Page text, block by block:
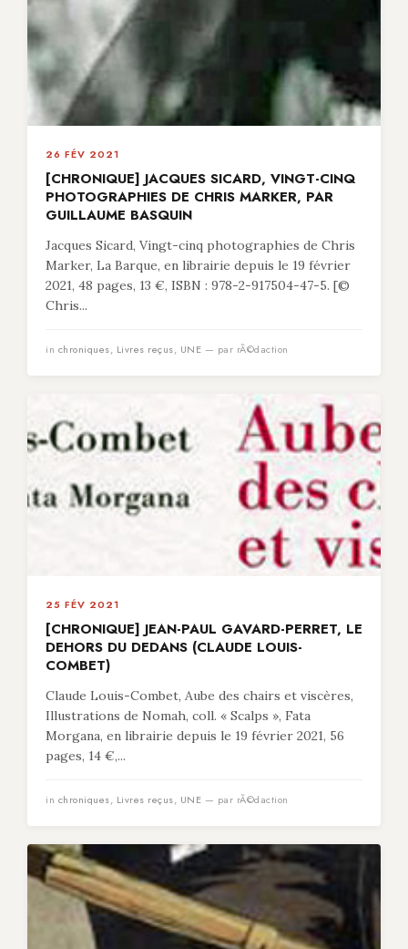
26 FÉV 2021
[CHRONIQUE] JACQUES SICARD, VINGT-CINQ
PHOTOGRAPHIES DE CHRIS MARKER, PAR
GUILLAUME BASQUIN
Jacques Sicard, Vingt-cinq photographies de Chris
Marker, La Barque, en librairie depuis le 19 février
2021, 48 pages, 13 €, ISBN : 978-2-917504-47-5. [©
Chris...
in chroniques, Livres reçus, UNE — par rÃ©daction
25 FÉV 2021
[CHRONIQUE] JEAN-PAUL GAVARD-PERRET, LE
DEHORS DU DEDANS (CLAUDE LOUIS-
COMBET)
Claude Louis-Combet, Aube des chairs et viscères,
Illustrations de Nomah, coll. « Scalps », Fata
Morgana, en librairie depuis le 19 février 2021, 56
pages, 14 €,...
in chroniques, Livres reçus, UNE — par rÃ©daction